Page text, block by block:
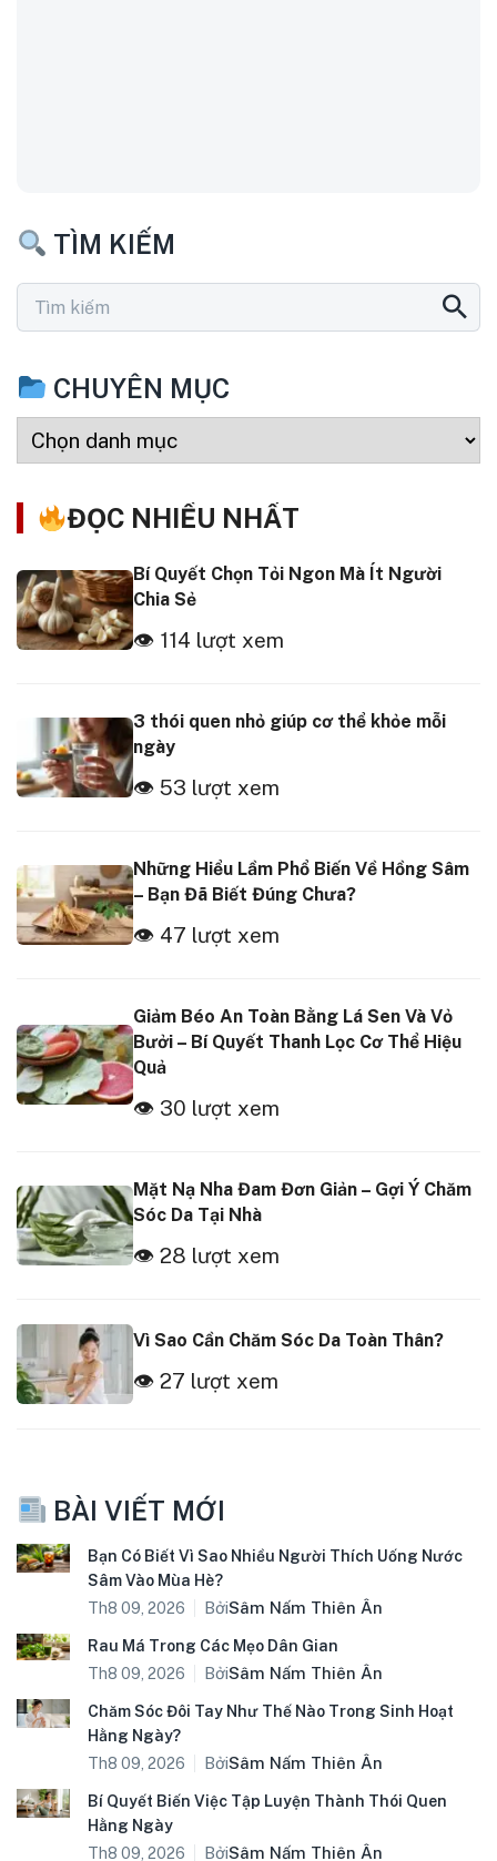
TÌM KIẾM
CHUYÊN MỤC
ĐỌC NHIỀU NHẤT
Bí Quyết Chọn Tỏi Ngon Mà Ít Người
Chia Sẻ
👁 114 lượt xem
3 thói quen nhỏ giúp cơ thể khỏe mỗi
ngày
👁 53 lượt xem
Những Hiểu Lầm Phổ Biến Về Hồng Sâm
– Bạn Đã Biết Đúng Chưa?
👁 47 lượt xem
Giảm Béo An Toàn Bằng Lá Sen Và Vỏ
Bưởi – Bí Quyết Thanh Lọc Cơ Thể Hiệu
Quả
👁 30 lượt xem
Mặt Nạ Nha Đam Đơn Giản – Gợi Ý Chăm
Sóc Da Tại Nhà
👁 28 lượt xem
Vì Sao Cần Chăm Sóc Da Toàn Thân?
👁 27 lượt xem
BÀI VIẾT MỚI
Bạn Có Biết Vì Sao Nhiều Người Thích Uống Nước
Sâm Vào Mùa Hè?
Th8 09, 2026
BởiSâm Nấm Thiên Ân
Rau Má Trong Các Mẹo Dân Gian
Th8 09, 2026
BởiSâm Nấm Thiên Ân
Chăm Sóc Đôi Tay Như Thế Nào Trong Sinh Hoạt
Hằng Ngày?
Th8 09, 2026
BởiSâm Nấm Thiên Ân
Bí Quyết Biến Việc Tập Luyện Thành Thói Quen
Hằng Ngày
Th8 09, 2026
BởiSâm Nấm Thiên Ân